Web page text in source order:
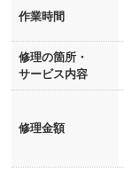
作業時間
修理の箇所・
サービス内容
修理金額